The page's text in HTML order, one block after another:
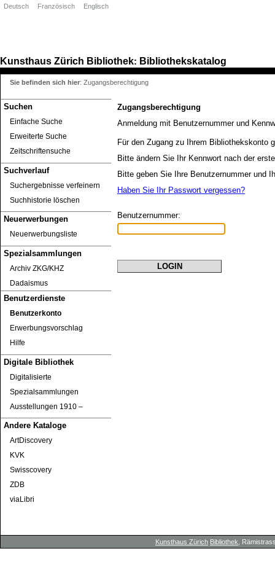
Kunsthaus Zürich Bibliothek: Bibliothekskatalog
Suchen
Einfache Suche
Erweiterte Suche
Zeitschriftensuche
Suchverlauf
Suchergebnisse verfeinern
Suchhistorie löschen
Neuerwerbungen
Neuerwerbungsliste
Spezialsammlungen
Archiv ZKG/KHZ
Dadaismus
Benutzerdienste
Benutzerkonto
Erwerbungsvorschlag
Hilfe
Digitale Bibliothek
Digitalisierte
Spezialsammlungen
Ausstellungen 1910 ‒
Andere Kataloge
ArtDiscovery
KVK
Swisscovery
ZDB
viaLibri
Deutsch Französisch Englisch
Sie befinden sich hier: Zugangsberechtigung
Zugangsberechtigung
Anmeldung mit Benutzernummer und
Für den Zugang zu Ihrem Bibliothekskonto
Bitte ändern Sie Ihr Kennwort nach der
Bitte geben Sie Ihre Benutzernummer und
Haben Sie Ihr Passwort vergessen?
Benutzernummer:
Kunsthaus Zürich Bibliothek ,